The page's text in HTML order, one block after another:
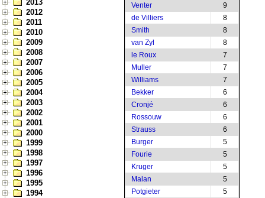
2013
2012
2011
2010
2009
2008
2007
2006
2005
2004
2003
2002
2001
2000
1999
1998
1997
1996
1995
1994
Venter
9
de Villiers
8
Smith
8
van Zyl
8
le Roux
7
Muller
7
Williams
7
Bekker
6
Cronjé
6
Rossouw
6
Strauss
6
Burger
5
Fourie
5
Kruger
5
Malan
5
Potgieter
5